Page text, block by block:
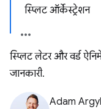
स्प्लिट ऑर्केस्ट्रेशन
स्प्लिट लेटर और वर्ड
जानकारी.
Adam